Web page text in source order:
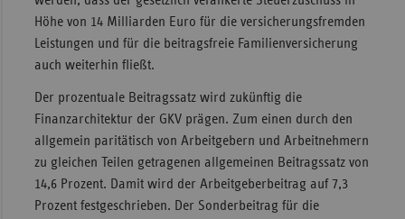
Höhe von 14 Milliarden Euro für die versicherungsfremden
Leistungen und für die beitragsfreie Familienversicherung
auch weiterhin fließt.
Der prozentuale Beitragssatz wird zukünftig die
Finanzarchitektur der GKV prägen. Zum einen durch den
allgemein paritätisch von Arbeitgebern und Arbeitnehmern
zu gleichen Teilen getragenen allgemeinen Beitragssatz von
14,6 Prozent. Damit wird der Arbeitgeberbeitrag auf 7,3
Prozent festgeschrieben. Der Sonderbeitrag für die